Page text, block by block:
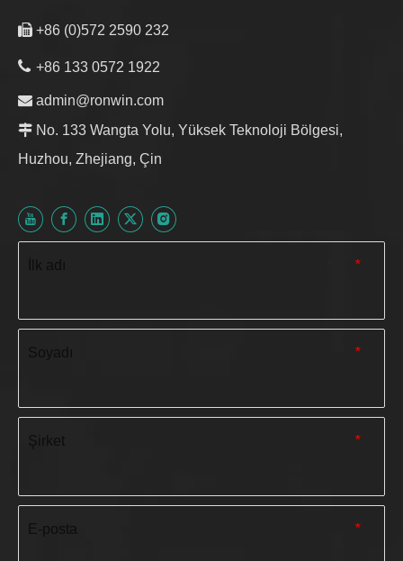
 +86 (0)572 2590 232
 +86 133 0572 1922
 admin@ronwin.com
 No. 133 Wangta Yolu, Yüksek Teknoloji Bölgesi,
Huzhou, Zhejiang, Çin
*
*
*
Şirket
*
E-posta